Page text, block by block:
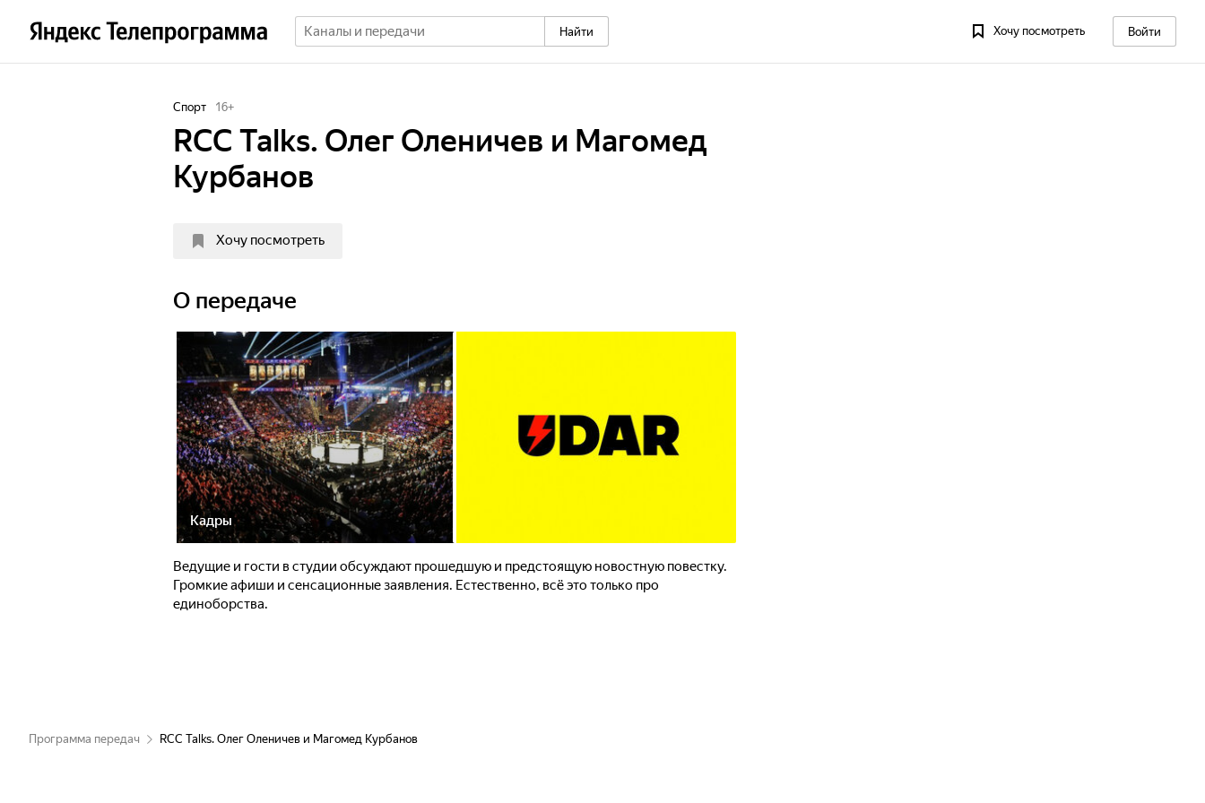
Найти Хочу посмотреть Войти
Спорт 16+
RCC Talks. Олег Оленичев и Магомед
Курбанов
Хочу посмотреть
О передаче
Кадры
Ведущие и гости в студии обсуждают прошедшую и предстоящую новостную повестку.
Громкие афиши и сенсационные заявления. Естественно, всё это только про
единоборства.
Программа передач RCC Talks. Олег Оленичев и Магомед Курбанов